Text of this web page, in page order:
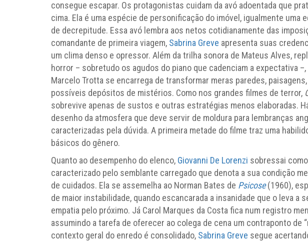
consegue escapar. Os protagonistas cuidam da avó adoentada que
cima. Ela é uma espécie de personificação do imóvel, igualmente uma
de decrepitude. Essa avó lembra aos netos cotidianamente das
comandante de primeira viagem, Sabrina Greve apresenta suas
um clima denso e opressor. Além da trilha sonora de Mateus Alves,
horror – sobretudo os agudos do piano que cadenciam a expectativa
Marcelo Trotta se encarrega de transformar meras paredes,
possíveis depósitos de mistérios. Como nos grandes filmes de terror,
sobrevive apenas de sustos e outras estratégias menos elaboradas.
desenho da atmosfera que deve servir de moldura para lembranças
caracterizadas pela dúvida. A primeira metade do filme traz uma
básicos do gênero.
Quanto ao desempenho do elenco, Giovanni De Lorenzi sobressai
caracterizado pelo semblante carregado que denota a sua condição
de cuidados. Ela se assemelha ao Norman Bates de Psicose(1960),
de maior instabilidade, quando escancarada a insanidade que o leva a
empatia pelo próximo. Já Carol Marques da Costa fica num registro
assumindo a tarefa de oferecer ao colega de cena um contraponto de
contexto geral do enredo é consolidado, Sabrina Greve segue